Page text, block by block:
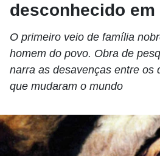
desconhecido em
O primeiro veio de família
homem do povo. Obra de
narra as desavenças entre os
que mudaram o mundo